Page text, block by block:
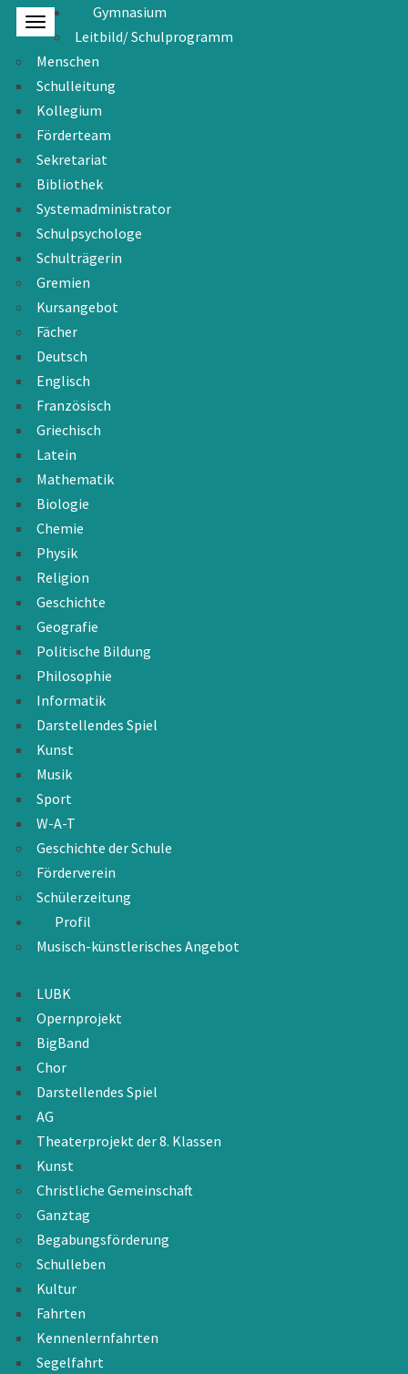
Gymnasium
Leitbild/ Schulprogramm
Menschen
Schulleitung
Kollegium
Förderteam
Sekretariat
Bibliothek
Systemadministrator
Schulpsychologe
Schulträgerin
Gremien
Kursangebot
Fächer
Deutsch
Englisch
Französisch
Griechisch
Latein
Mathematik
Biologie
Chemie
Physik
Religion
Geschichte
Geografie
Politische Bildung
Philosophie
Informatik
Darstellendes Spiel
Kunst
Musik
Sport
W-A-T
Geschichte der Schule
Förderverein
Schülerzeitung
Profil
Musisch-künstlerisches Angebot
LUBK
Opernprojekt
BigBand
Chor
Darstellendes Spiel
AG
Theaterprojekt der 8. Klassen
Kunst
Christliche Gemeinschaft
Ganztag
Begabungsförderung
Schulleben
Kultur
Fahrten
Kennenlernfahrten
Segelfahrt